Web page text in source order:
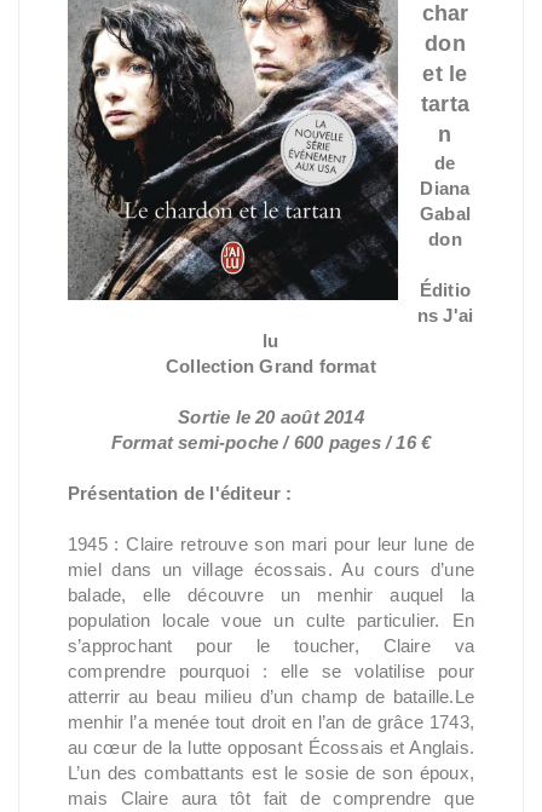
char
don
et le
tarta
n
de
Diana
Gabal
don
Éditio
ns J'ai
lu
Collection Grand format
Sortie le 20 août 2014
Format semi-poche / 600 pages / 16 €
Présentation de l'éditeur :
1945 : Claire retrouve son mari pour leur lune de
miel dans un village écossais. Au cours d’une
balade, elle découvre un menhir auquel la
population locale voue un culte particulier. En
s’approchant pour le toucher, Claire va
comprendre pourquoi : elle se volatilise pour
atterrir au beau milieu d’un champ de bataille.Le
menhir l’a menée tout droit en l’an de grâce 1743,
au cœur de la lutte opposant Écossais et Anglais.
L’un des combattants est le sosie de son époux,
mais Claire aura tôt fait de comprendre que